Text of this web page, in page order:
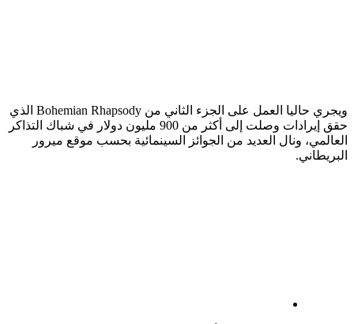
ويجري حاليا العمل على الجزء الثاني من Bohemian Rhapsody الذي
حقق إيرادات وصلت إلى أكثر من 900 مليون دولار في شباك التذاكر
العالمي، ونال العديد من الجوائز السينمائية بحسب موقع ميرور
البريطاني.